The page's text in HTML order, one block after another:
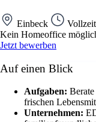
Einbeck Vollzeit
Kein Homeoffice
Jetzt bewerben
Auf einen Blick
Aufgaben:
frischen
Unternehmen: